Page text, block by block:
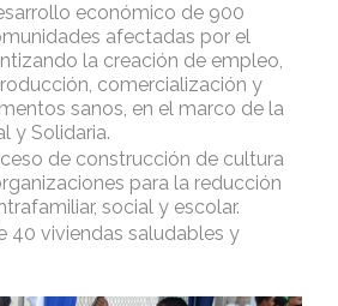
económico de 900
afectadas por el
la creación de empleo,
comercialización y
sanos, en el marco de la
y Solidaria.
de construcción de cultura
para la reducción
social y escolar.
40 viviendas saludables y